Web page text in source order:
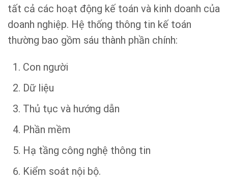
tất cả các hoạt động kế toán và kinh doanh của
doanh nghiệp. Hệ thống thông tin kế toán
thường bao gồm sáu thành phần chính:
Con người
Dữ liệu
Thủ tục và hướng dẫn
Phần mềm
Hạ tầng công nghệ thông tin
Kiểm soát nội bộ.